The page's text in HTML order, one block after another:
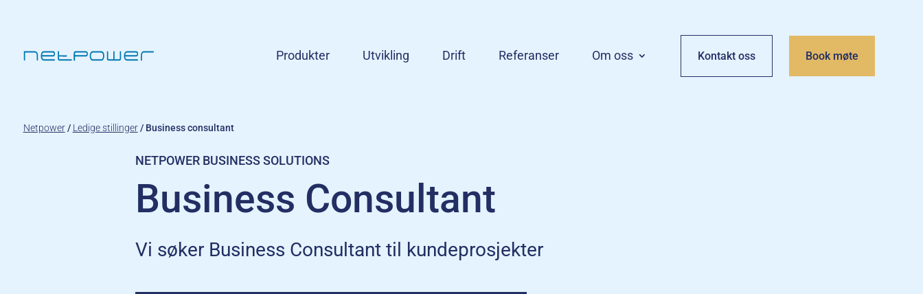
Produkter Utvikling Drift Referanser Om oss Kontakt oss Book møte
Netpower/ Ledige stillinger/ Business consultant
NETPOWER BUSINESS SOLUTIONS
Business Consultant
Vi søker Business Consultant til kundeprosjekter